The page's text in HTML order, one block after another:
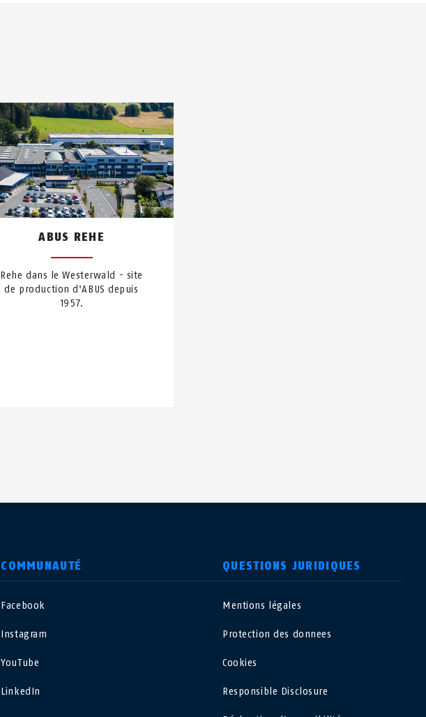
ABUS REHE
Rehe dans le Westerwald - site
de production d'ABUS depuis
1957.
COMMUNAUTÉ
Facebook
Instagram
YouTube
LinkedIn
QUESTIONS JURIDIQUES
Mentions légales
Protection des donnees
Cookies
Responsible Disclosure
Nederland Polska
Schweiz
España